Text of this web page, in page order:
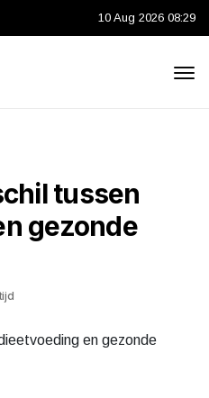
10 Aug 2026 08:29
tussen
gezonde